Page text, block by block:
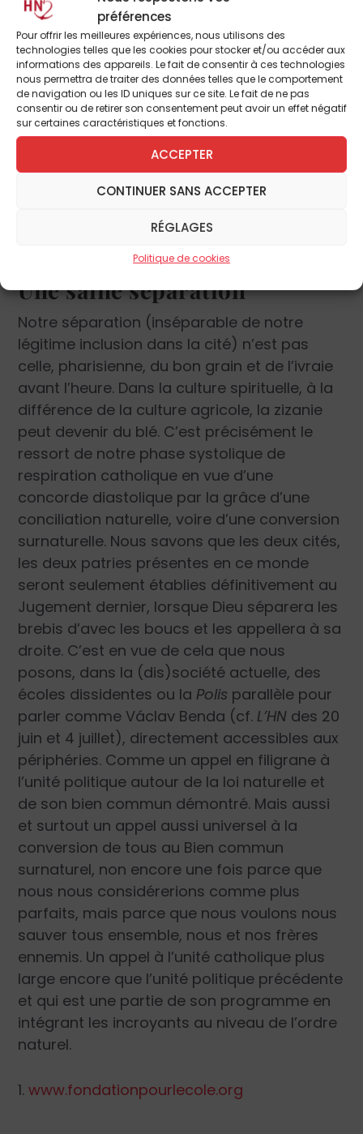
préférences
Pour offrir les meilleures expériences, nous utilisons des
technologies telles que les cookies pour stocker et/ou accéder aux
informations des appareils. Le fait de consentir à ces technologies
nous permettra de traiter des données telles que le comportement
de navigation ou les ID uniques sur ce site. Le fait de ne pas
consentir ou de retirer son consentement peut avoir un effet négatif
sur certaines caractéristiques et fonctions.
ACCEPTER
CONTINUER SANS ACCEPTER
RÉGLAGES
Politique de cookies
face justement à la dictature du relativisme.
Notre dissidence culturelle et sociale doit
aussi devenir politique pour pouvoir (ré)agir
efficacement. C’est-à-dire qu’elle suppose
la (re)constitution d’un certain pouvoir
temporel bien à même de protéger et
défendre un reliquat d’espace de liberté
pour les citoyens, pour leur vie spirituelle et
leur opposition vitale à l’œuvre de la cultu­re
de mort, selon le dessein de la Fondation
Une saine séparation
Notre séparation (inséparable de notre
légitime inclusion dans la cité) n’est pas
celle, pharisienne, du bon grain et de l’ivraie
avant l’heure. Dans la culture spirituelle, à la
différence de la culture agricole, la zizanie
peut devenir du blé. C’est précisément le
ressort de notre phase systolique de
respiration catholique en vue d’une
concorde diastolique par la grâce d’une
conciliation naturelle, voire d’une conversion
surnaturelle. Nous savons que les deux cités,
les deux patries présentes en ce monde
seront seulement établies définitivement au
Jugement dernier, lorsque Dieu séparera les
brebis d’avec les boucs et les appellera à sa
droite. C’est en vue de cela que nous
posons, dans la (dis)société actuelle, des
écoles dissidentes ou la Polis parallèle pour
parler comme Václav Benda (cf. L’HN des 20
juin et 4 juillet), directement accessibles aux
périphéries. Comme un appel en filigrane à
l’unité politique autour de la loi naturelle et
de son bien commun démontré. Mais aussi
et surtout un appel aussi universel à la
conversion de tous au Bien commun
surnaturel, non encore une fois parce que
nous nous considérerions comme plus
parfaits, mais parce que nous voulons nous
sauver tous ensemble, nous et nos frères
ennemis. Un appel à l’unité catholique plus
large encore que l’unité politique précédente
et qui est une partie de son programme en
intégrant les incroyants au niveau de l’ordre
naturel.
1.www.fondationpourlecole.org